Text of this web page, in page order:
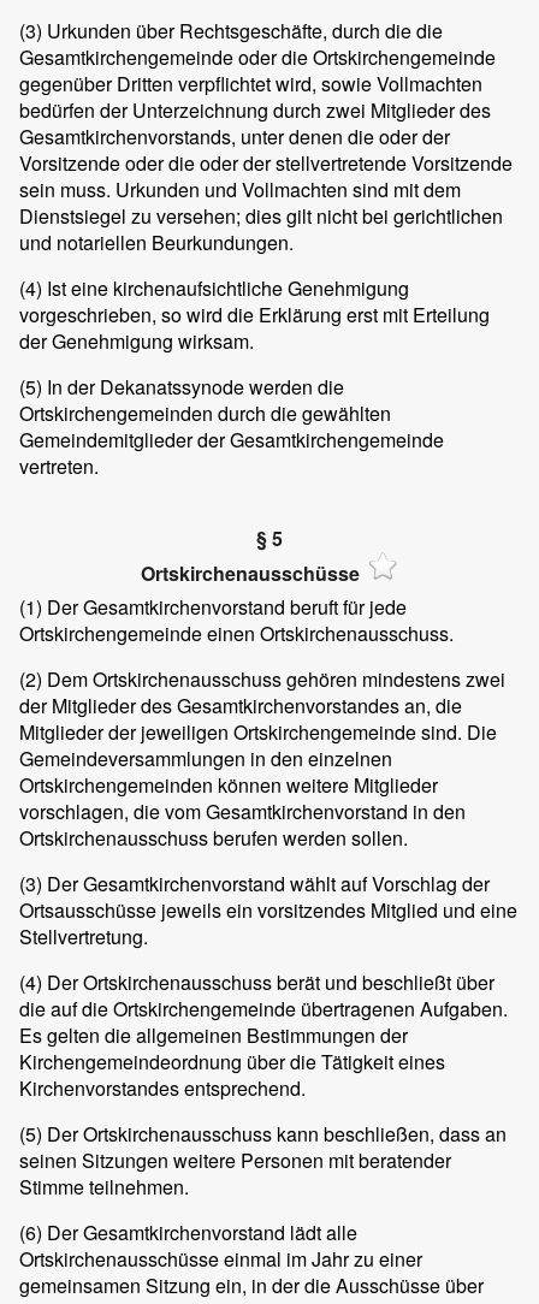
(3) Urkunden über Rechtsgeschäfte, durch die die
Gesamtkirchengemeinde oder die Ortskirchengemeinde
gegenüber Dritten verpflichtet wird, sowie Vollmachten
bedürfen der Unterzeichnung durch zwei Mitglieder des
Gesamtkirchenvorstands, unter denen die oder der
Vorsitzende oder die oder der stellvertretende Vorsitzende
sein muss. Urkunden und Vollmachten sind mit dem
Dienstsiegel zu versehen; dies gilt nicht bei gerichtlichen
und notariellen Beurkundungen.
(4) Ist eine kirchenaufsichtliche Genehmigung
vorgeschrieben, so wird die Erklärung erst mit Erteilung
der Genehmigung wirksam.
(5) In der Dekanatssynode werden die
Ortskirchengemeinden durch die gewählten
Gemeindemitglieder der Gesamtkirchengemeinde
vertreten.
§ 5
Ortskirchenausschüsse
(1) Der Gesamtkirchenvorstand beruft für jede
Ortskirchengemeinde einen Ortskirchenausschuss.
(2) Dem Ortskirchenausschuss gehören mindestens zwei
der Mitglieder des Gesamtkirchenvorstandes an, die
Mitglieder der jeweiligen Ortskirchengemeinde sind. Die
Gemeindeversammlungen in den einzelnen
Ortskirchengemeinden können weitere Mitglieder
vorschlagen, die vom Gesamtkirchenvorstand in den
Ortskirchenausschuss berufen werden sollen.
(3) Der Gesamtkirchenvorstand wählt auf Vorschlag der
Ortsausschüsse jeweils ein vorsitzendes Mitglied und eine
Stellvertretung.
(4) Der Ortskirchenausschuss berät und beschließt über
die auf die Ortskirchengemeinde übertragenen Aufgaben.
Es gelten die allgemeinen Bestimmungen der
Kirchengemeindeordnung über die Tätigkeit eines
Kirchenvorstandes entsprechend.
(5) Der Ortskirchenausschuss kann beschließen, dass an
seinen Sitzungen weitere Personen mit beratender
Stimme teilnehmen.
(6) Der Gesamtkirchenvorstand lädt alle
Ortskirchenausschüsse einmal im Jahr zu einer
gemeinsamen Sitzung ein, in der die Ausschüsse über